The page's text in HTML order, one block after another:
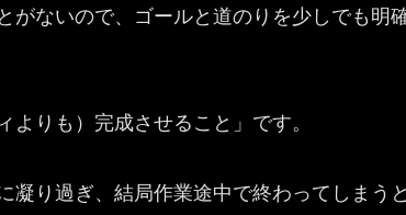
がないので、ゴールと道のりを少しでも明
りも）完成させること」です。
凝り過ぎ、結局作業途中で終わってしまう